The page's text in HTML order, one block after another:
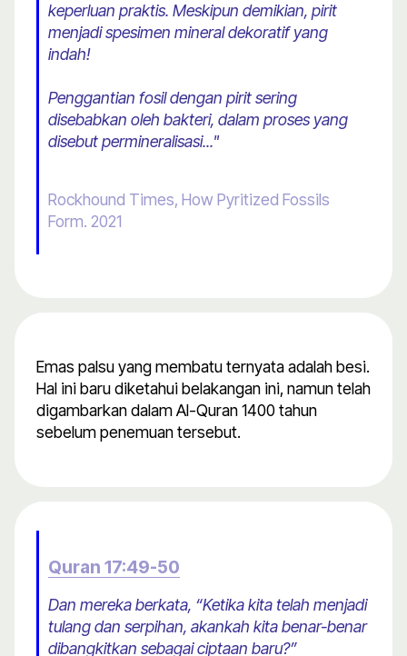
keperluan praktis. Meskipun demikian, pirit
menjadi spesimen mineral dekoratif yang
indah!
Penggantian fosil dengan pirit sering
disebabkan oleh bakteri, dalam proses yang
disebut permineralisasi..."
Rockhound Times, How Pyritized Fossils
Form. 2021
Emas palsu yang membatu ternyata adalah besi.
Hal ini baru diketahui belakangan ini, namun telah
digambarkan dalam Al-Quran 1400 tahun
sebelum penemuan tersebut.
Quran 17:49-50
Dan mereka berkata, “Ketika kita telah menjadi
tulang dan serpihan, akankah kita benar-benar
dibangkitkan sebagai ciptaan baru?”